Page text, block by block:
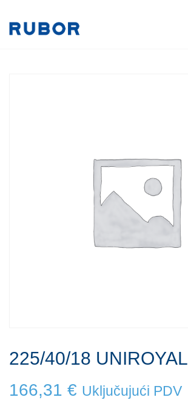
225/40/18 UNIROYAL
166,31 € Uključujući PDV